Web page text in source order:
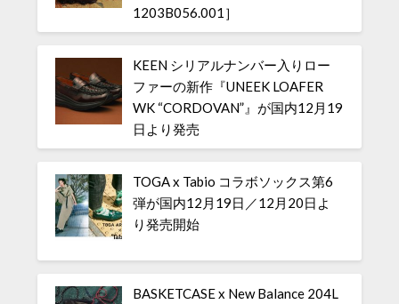
1203B056.001］
KEEN シリアルナンバー入りロー
ファーの新作『UNEEK LOAFER
WK “CORDOVAN”』が国内12月19
日より発売
TOGA x Tabio コラボソックス第6
弾が国内12月19日／12月20日よ
り発売開始
BASKETCASE x New Balance 204L